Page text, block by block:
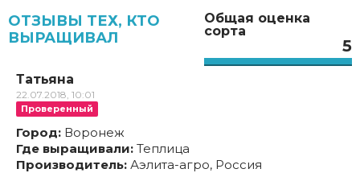
Общая оценка
сорта
5
ОТЗЫВЫ ТЕХ, КТО
ВЫРАЩИВАЛ
Татьяна
22.07.2018, 10:01
Проверенный
Город: Воронеж
Где выращивали: Теплица
Производитель: Аэлита-агро, Россия